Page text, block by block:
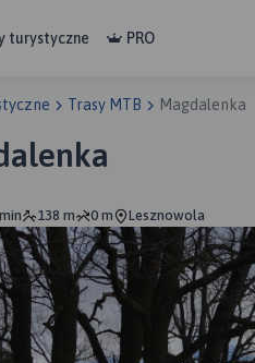
turystyczne PRO
Trasy MTB Magdalenka
138 m 0 m Lesznowola